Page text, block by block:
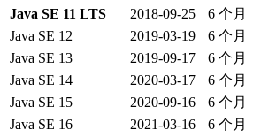
Java SE 11 LTS
2018-09-25
6 个月
Java SE 12
2019-03-19
6 个月
Java SE 13
2019-09-17
6 个月
Java SE 14
2020-03-17
6 个月
Java SE 15
2020-09-16
6 个月
Java SE 16
2021-03-16
6 个月